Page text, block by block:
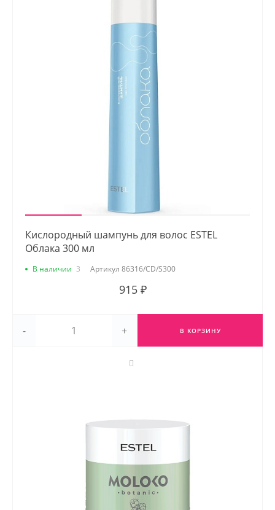
Кислородный шампунь для волос ESTEL
Облака 300 мл
В наличии 3 Артикул 86316/CD/S300
915 ₽
- + В КОРЗИНУ